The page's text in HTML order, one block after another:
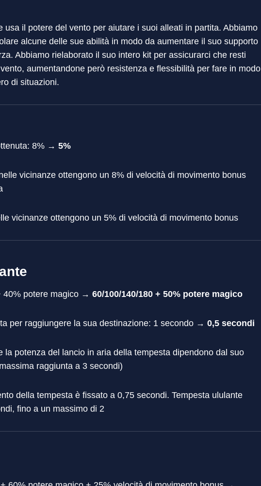
usa il potere del vento per aiutare i suoi alleati in partita. Abbiamo
alcune delle sue abilità in modo da aumentare il suo supporto
Abbiamo rielaborato il suo intero kit per assicurarci che resti
aumentandone però resistenza e flessibilità per fare in modo
di situazioni.
8% → 5%
vicinanze ottengono un 8% di velocità di movimento bonus
vicinanze ottengono un 5% di velocità di movimento bonus
40% potere magico → 60/100/140/180 + 50% potere magico
per raggiungere la sua destinazione: 1 secondo → 0,5 secondi
la potenza del lancio in aria della tempesta dipendono dal suo
raggiunta a 3 secondi)
della tempesta è fissato a 0,75 secondi. Tempesta ululante
fino a un massimo di 2